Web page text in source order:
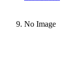
No Image